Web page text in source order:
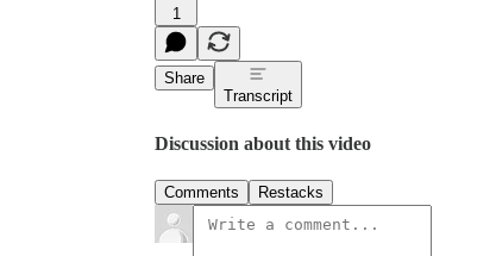
1
Share
Transcript
Discussion about this video
Comments Restacks